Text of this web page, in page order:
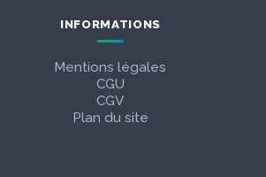
INFORMATIONS
Mentions légales
CGU
CGV
Plan du site